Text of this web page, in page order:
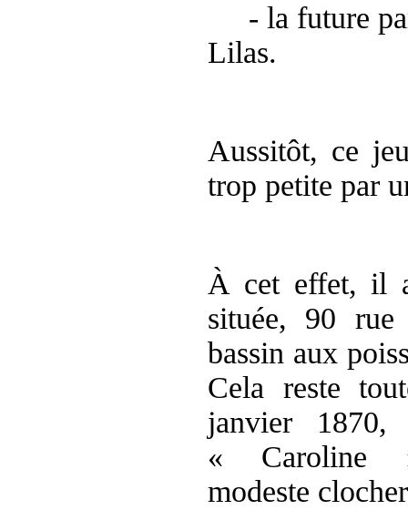
- la future
Lilas.
Aussitôt, ce
trop petite par
À cet effet, il
située, 90 rue
bassin aux
Cela reste
janvier
« Caroline
modeste